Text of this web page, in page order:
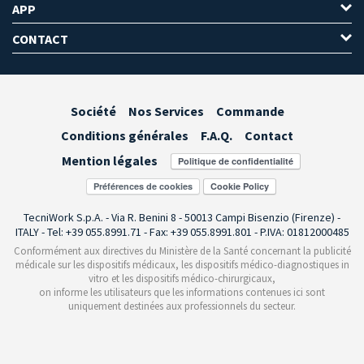
APP
CONTACT
Société Nos Services
Commande
Conditions générales
F.A.Q.
Contact
Mention légales
Préférences de cookies
TecniWork S.p.A. - Via R. Benini 8 - 50013 Campi Bisenzio (Firenze) -
ITALY - Tel: +39 055.8991.71 - Fax: +39 055.8991.801 - P.IVA: 01812000485
Conformément aux directives du Ministère de la Santé concernant la publicité
médicale sur les dispositifs médicaux, les dispositifs médico-diagnostiques in
vitro et les dispositifs médico-chirurgicaux,
on informe les utilisateurs que les informations contenues ici sont
uniquement destinées aux professionnels du secteur.